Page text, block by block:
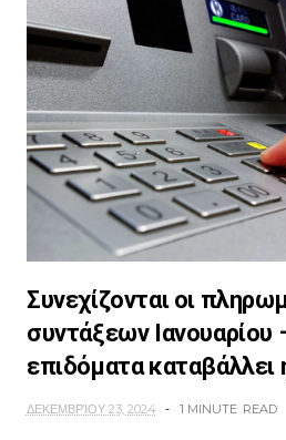
Συνεχίζονται οι
συντάξεων Ιανουαρίου
επιδόματα
ΔΕΚΕΜΒΡΊΟΥ 23, 2024 1 MINUTE READ